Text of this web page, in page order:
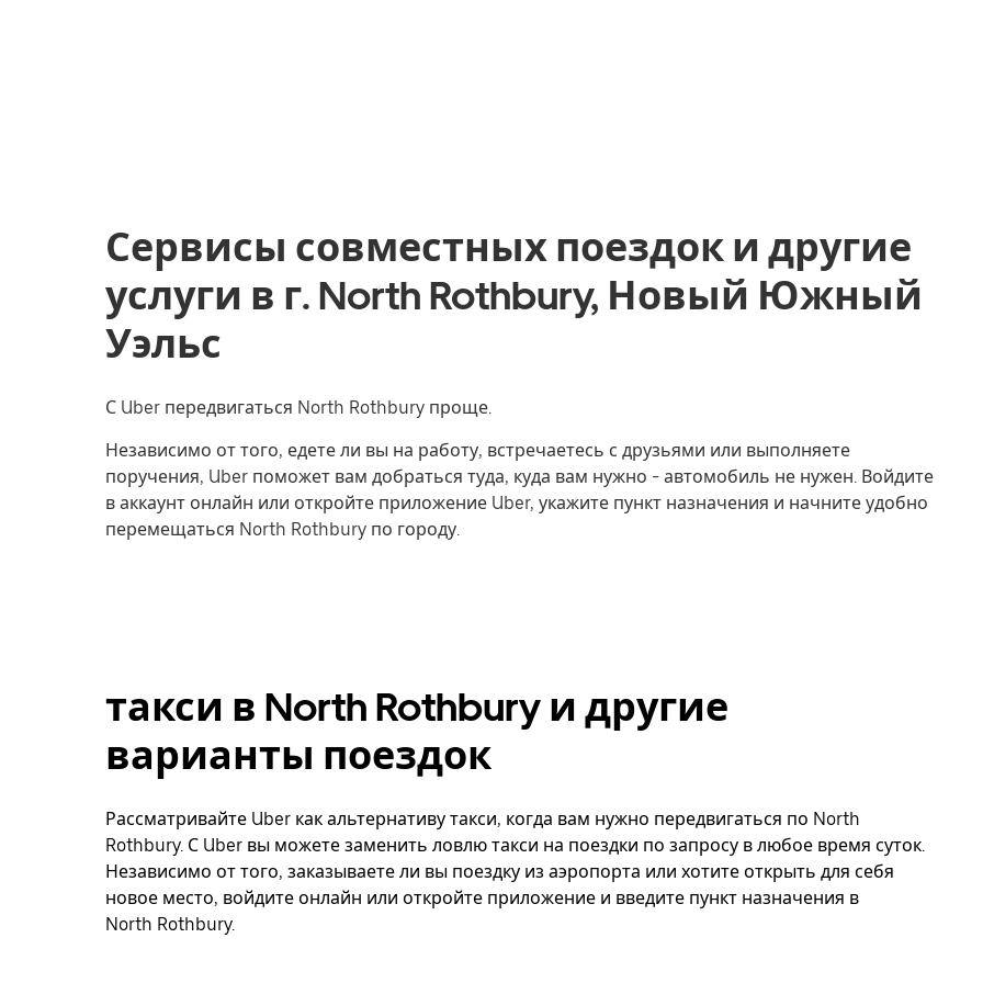
Сервисы совместных поездок и другие
услуги в г. North Rothbury, Новый Южный
Уэльс
С Uber передвигаться North Rothbury проще.
Независимо от того, едете ли вы на работу, встречаетесь с друзьями или выполняете
поручения, Uber поможет вам добраться туда, куда вам нужно - автомобиль не нужен. Войдите
в аккаунт онлайн или откройте приложение Uber, укажите пункт назначения и начните удобно
перемещаться North Rothbury по городу.
такси в North Rothbury и другие
варианты поездок
Рассматривайте Uber как альтернативу такси, когда вам нужно передвигаться по North
Rothbury. С Uber вы можете заменить ловлю такси на поездки по запросу в любое время суток.
Независимо от того, заказываете ли вы поездку из аэропорта или хотите открыть для себя
новое место, войдите онлайн или откройте приложение и введите пункт назначения в
North Rothbury.